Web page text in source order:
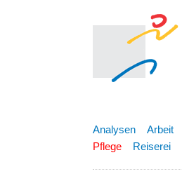
Analysen Arbeit
Pflege
Reiserei